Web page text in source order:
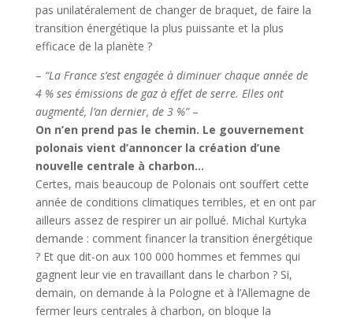
pas unilatéralement de changer de braquet, de faire la
transition énergétique la plus puissante et la plus
efficace de la planète ?
– “La France s’est engagée à diminuer chaque année de
4 % ses émissions de gaz à effet de serre. Elles ont
augmenté, l’an dernier, de 3 %”–
On n’en prend pas le chemin. Le gouvernement
polonais vient d’annoncer la création d’une
nouvelle centrale à charbon…
Certes, mais beaucoup de Polonais ont souffert cette
année de conditions climatiques terribles, et en ont par
ailleurs assez de respirer un air pollué. Michal Kurtyka
demande : comment financer la transition énergétique
? Et que dit-on aux 100 000 hommes et femmes qui
gagnent leur vie en travaillant dans le charbon ? Si,
demain, on demande à la Pologne et à l’Allemagne de
fermer leurs centrales à charbon, on bloque la